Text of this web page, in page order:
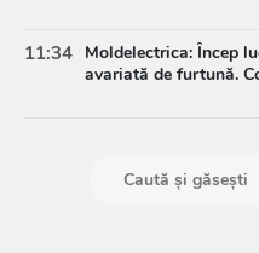
11:34 Moldelectrica: Încep
avariată de furtună.